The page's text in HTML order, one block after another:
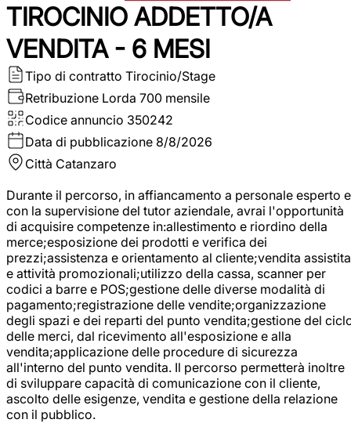
TIROCINIO ADDETTO/A
VENDITA - 6 MESI
Tipo di contratto Tirocinio/Stage
Retribuzione Lorda 700 mensile
Codice annuncio 350242
Data di pubblicazione 8/8/2026
Città Catanzaro
Durante il percorso, in affiancamento a personale esperto e
con la supervisione del tutor aziendale, avrai l'opportunità
di acquisire competenze in:allestimento e riordino della
merce;esposizione dei prodotti e verifica dei
prezzi;assistenza e orientamento al cliente;vendita assistita
e attività promozionali;utilizzo della cassa, scanner per
codici a barre e POS;gestione delle diverse modalità di
pagamento;registrazione delle vendite;organizzazione
degli spazi e dei reparti del punto vendita;gestione del
delle merci, dal ricevimento all'esposizione e alla
vendita;applicazione delle procedure di sicurezza
all'interno del punto vendita. Il percorso permetterà inoltre
di sviluppare capacità di comunicazione con il cliente,
ascolto delle esigenze, vendita e gestione della relazione
con il pubblico.